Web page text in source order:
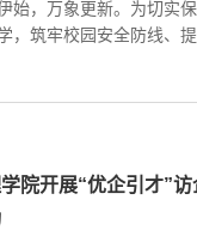
始，万象更新。为切实
，筑牢校园安全防线、
院开展“优企引才”